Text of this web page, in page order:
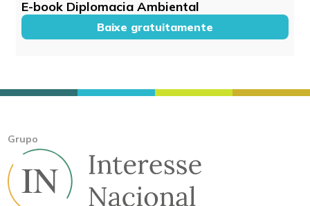
E-book Diplomacia Ambiental
Baixe gratuitamente
Grupo